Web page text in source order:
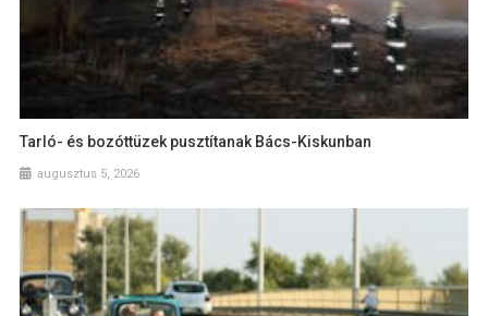
Tarló- és bozóttüzek pusztítanak Bács-Kiskunban
augusztus 5, 2026